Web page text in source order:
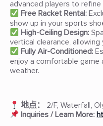
advanced players to
Free Racket Rental:
show up in your sports
High-Ceiling Design:
vertical clearance,
Fully Air-Conditioned:
enjoy a comfortable game
weather.
地点：
2/F, Waterfall,
Inquiries / Learn More: